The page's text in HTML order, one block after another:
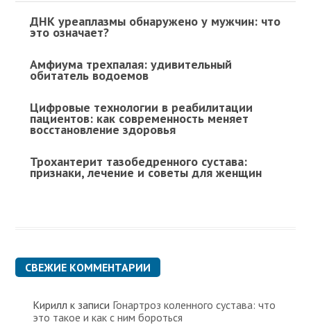
ДНК уреаплазмы обнаружено у мужчин: что
это означает?
Амфиума трехпалая: удивительный
обитатель водоемов
Цифровые технологии в реабилитации
пациентов: как современность меняет
восстановление здоровья
Трохантерит тазобедренного сустава:
признаки, лечение и советы для женщин
СВЕЖИЕ КОММЕНТАРИИ
Кирилл к записи Гонартроз коленного сустава: что
это такое и как с ним бороться